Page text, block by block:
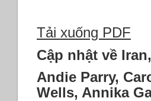
Tải xuống PDF
Cập nhật về
Andie Parry,
Wells, Annika